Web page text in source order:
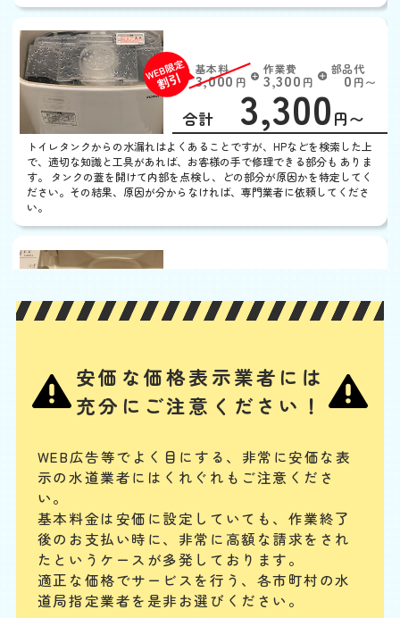
基本料
3,000 円 W
EB
限
定
割
引
作業費
3,300 円
部品代
0円〜
合計 3,300 円〜
トイレタンクからの水漏れはよくあることですが、HPなどを検索した上
で、適切な知識と工具があれば、お客様の手で修理できる部分も ありま
す。 タンクの蓋を開けて内部を点検し、どの部分が原因かを特定してく
ださい。その結果、原因が分からなければ、専門業者に依頼してくださ
い。
基本料
3,000 W
定
割
引
作業費
3,300
部品代
0
ノズルや内部のバルブユニットの汚れ・劣化、給水ホースの緩みや劣
化、給水フィルターのつまり、水抜き栓の劣化などが、主な水漏れの原
配管やパイプから水漏れ
基本料
3,000 円 W
EB
限
定
割
引
作業費
3,850 円
部品代
0
合計 3,850
配管継ぎ目のナット緩みや配管内パッキンの劣化などが原因の場合が多
いです。パイプの破損や分かりにくい細かなひび割れの場合もあります
安価な価格表示業者には
充分にご注意ください！
WEB広告等でよく目にする、非常に安価な表
示の水道業者にはくれぐれもご注意くださ
い。
基本料金は安価に設定していても、作業終了
後のお支払い時に、 非常に高額な請求をされ
たというケースが多発しております。
適正な価格でサービスを行う、各市町村の水
道局指定業者を是非お選びください。